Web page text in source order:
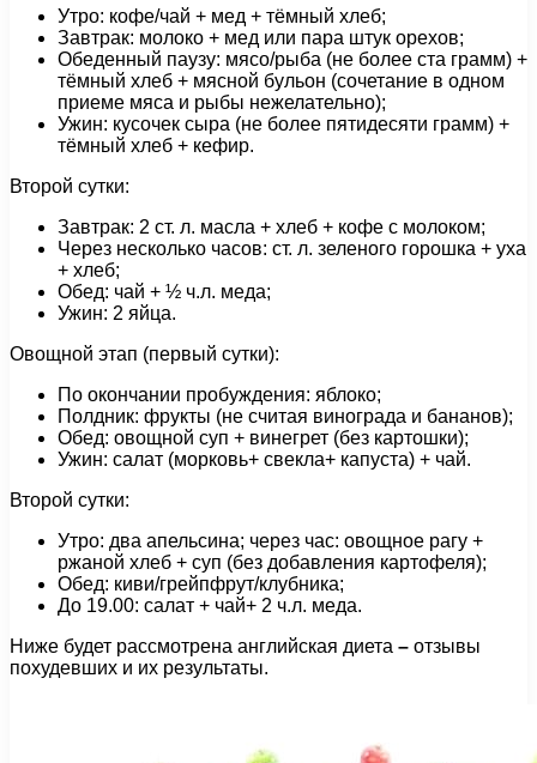
Утро: кофе/чай + мед + тёмный хлеб;
Завтрак: молоко + мед или пара штук орехов;
Обеденный паузу: мясо/рыба (не более ста грамм) +
тёмный хлеб + мясной бульон (сочетание в одном
приеме мяса и рыбы нежелательно);
Ужин: кусочек сыра (не более пятидесяти грамм) +
тёмный хлеб + кефир.
Второй сутки:
Завтрак: 2 ст. л. масла + хлеб + кофе с молоком;
Через несколько часов: ст. л. зеленого горошка + уха
+ хлеб;
Обед: чай + ½ ч.л. меда;
Ужин: 2 яйца.
Овощной этап (первый сутки):
По окончании пробуждения: яблоко;
Полдник: фрукты (не считая винограда и бананов);
Обед: овощной суп + винегрет (без картошки);
Ужин: салат (морковь+ свекла+ капуста) + чай.
Второй сутки:
Утро: два апельсина; через час: овощное рагу +
ржаной хлеб + суп (без добавления картофеля);
Обед: киви/грейпфрут/клубника;
До 19.00: салат + чай+ 2 ч.л. меда.
Ниже будет рассмотрена английская диета – отзывы
похудевших и их результаты.